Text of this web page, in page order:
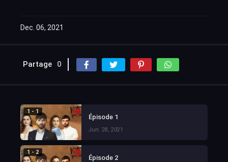
Dec. 06, 2021
Partage 0
1 - 1
Épisode 1
Jun. 28, 2021
1 - 2
Épisode 2